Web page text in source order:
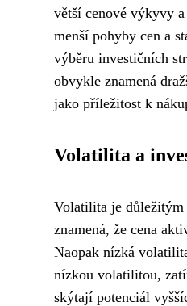
větší cenové výkyvy
menší pohyby cen a
výběru investičních
obvykle znamená
jako příležitost k
Volatilita a
Volatilita je důležitým
znamená, že cena
Naopak nízká
nízkou volatilitou,
skýtají potenciál